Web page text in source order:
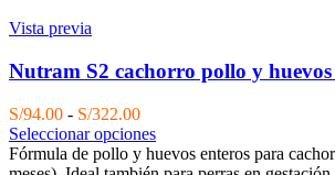
Vista previa
Nutram S2 cachorro pollo y huevos
S/94.00 - S/322.00Rango
de
precios:
Seleccionar opciones
Fórmula de pollo y huevos enteros para